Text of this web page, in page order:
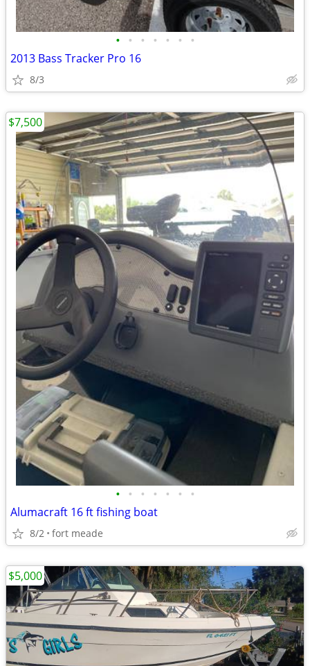
• • • • • • •
2013 Bass Tracker Pro 16
8/3
• • • • • • •
Alumacraft 16 ft fishing boat
8/2 fort meade
$7,500
$5,000